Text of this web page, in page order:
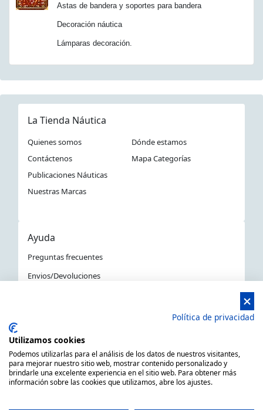
Astas de bandera y soportes para bandera
Decoración náutica
Lámparas decoración.
La Tienda Náutica
Quienes somos
Dónde estamos
Contáctenos
Mapa Categorías
Publicaciones Náuticas
Nuestras Marcas
Ayuda
Preguntas frecuentes
Envios/Devoluciones
La Tienda Náutica en Barcelona
C/ Primer de Maig 6, 08980 Sant Feliu de Llobregat,
Política de privacidad
Utilizamos cookies
Podemos utilizarlas para el análisis de los datos de nuestros visitantes,
para mejorar nuestro sitio web, mostrar contenido personalizado y
brindarle una excelente experiencia en el sitio web. Para obtener más
información sobre las cookies que utilizamos, abre los ajustes.